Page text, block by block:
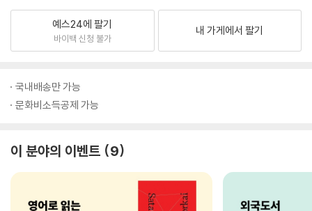
예스24에 팔기
바이백 신청 불가
내 가게에서 팔기
국내배송만 가능
문화비소득공제 가능
이 분야의 이벤트 9